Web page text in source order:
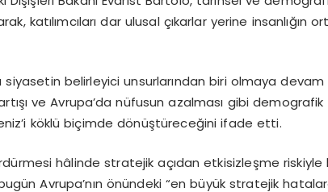
katılımcıları dar ulusal çıkarlar yerine insanlığın
siyasetin belirleyici unsurlarından biri olmaya
ve Avrupa’da nüfusun azalması gibi demografik
köklü biçimde dönüştüreceğini ifade etti.
hâlinde stratejik açıdan etkisizleşme riskiyle
Avrupa’nın önündeki “en büyük stratejik